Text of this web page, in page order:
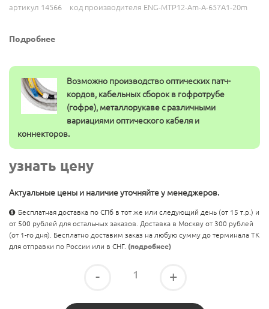
артикул 14566 код производителя ENG-MTP12-Am-A-657A1-20m
Подробнее
Возможно производство оптических патч-
кордов, кабельных сборок в гофротрубе
(гофре), металлорукаве с различными
вариациями оптического кабеля и
коннекторов.
узнать цену
Актуальные цены и наличие уточняйте у менеджеров.
Бесплатная доставка по СПб в тот же или следующий день (от 15 т.р.) и
от 500 рублей для остальных заказов. Доставка в Москву от 300 рублей
(от 1-го дня). Бесплатно доставим заказ на любую сумму до терминала ТК
для отправки по России или в СНГ. (подробнее)
- +